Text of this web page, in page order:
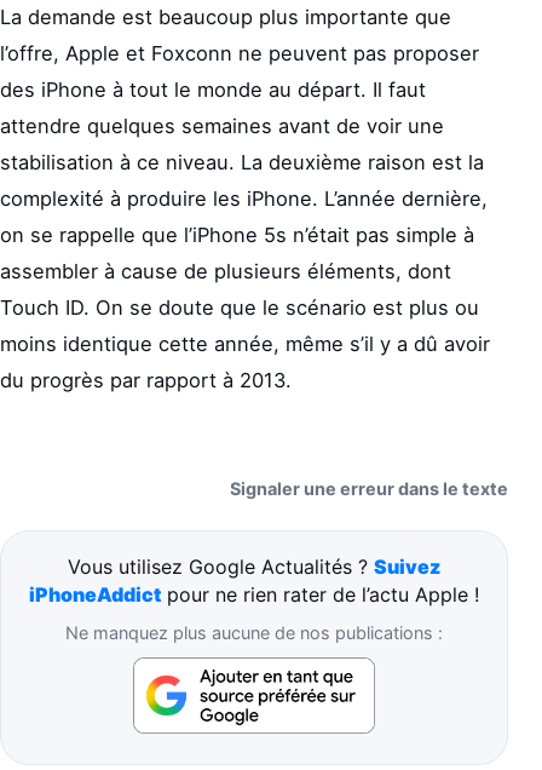
La demande est beaucoup plus importante que
l’offre, Apple et Foxconn ne peuvent pas proposer
des iPhone à tout le monde au départ. Il faut
attendre quelques semaines avant de voir une
stabilisation à ce niveau. La deuxième raison est la
complexité à produire les iPhone. L’année dernière,
on se rappelle que l’iPhone 5s n’était pas simple à
assembler à cause de plusieurs éléments, dont
Touch ID. On se doute que le scénario est plus ou
moins identique cette année, même s’il y a dû avoir
du progrès par rapport à 2013.
Signaler une erreur dans le texte
Vous utilisez Google Actualités ? Suivez
iPhoneAddict pour ne rien rater de l’actu Apple !
Ne manquez plus aucune de nos publications :